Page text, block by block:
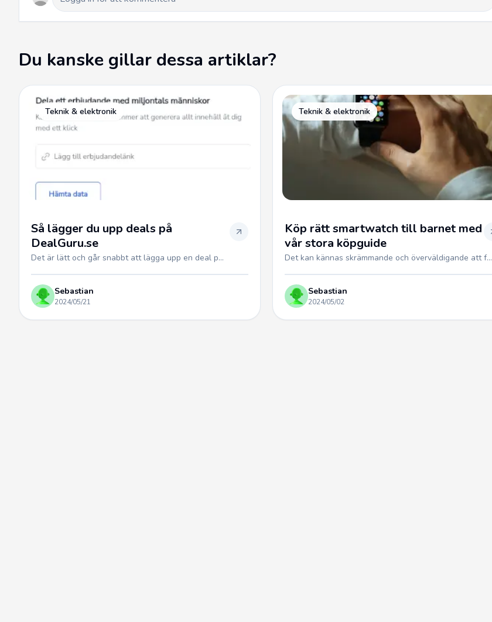
Du kanske gillar dessa artiklar?
Teknik & elektronik
Så lägger du upp deals på
DealGuru.se
Det är lätt och går snabbt att lägga upp en deal p...
Sebastian
2024/05/21
Teknik & elektronik
Köp rätt smartwatch till barnet med
vår stora köpguide
Det kan kännas skrämmande och överväldigande att f...
Sebastian
2024/05/02